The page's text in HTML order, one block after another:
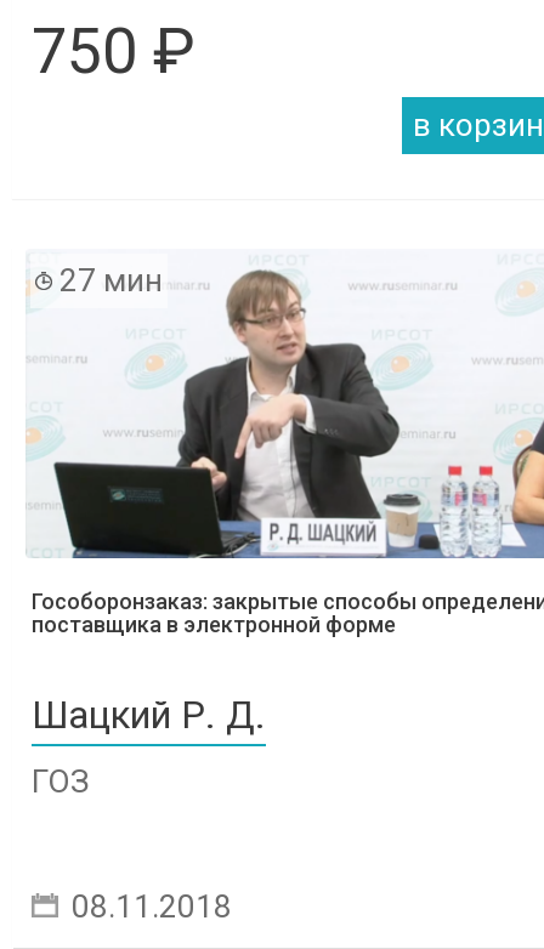
750 ₽
27 мин
Гособоронзаказ: закрытые способы
поставщика в электронной форме
Шацкий Р. Д.
ГОЗ
08.11.2018